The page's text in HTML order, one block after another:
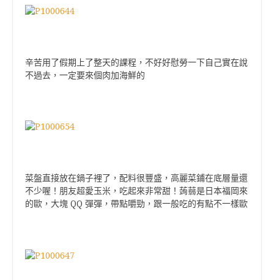
辛苦用了假期上了整天的課程，不好好慰勞一下自己實在說
不過去，一定要來個肉加海鮮的
菜盤直接放在鍋子裡了，配料很豐盛，高麗菜鋪在底層量還
不少喔！ 朋友超愛玉米，吃起來非常甜！ 蒟蒻是日本福岡來
的歐，大塊 QQ 彈彈，帶點嚼勁，跟一般吃的有點不一樣歐